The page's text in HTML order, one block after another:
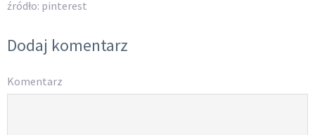
źródło: pinterest
Dodaj komentarz
Komentarz